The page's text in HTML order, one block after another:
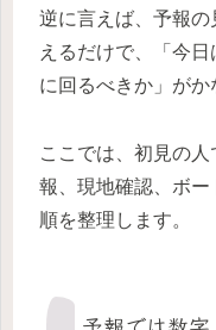
逆に言えば、予報
えるだけで、「今
に回るべきか」がか
ここでは、初見の
報、現地確認、ボ
順を整理します。